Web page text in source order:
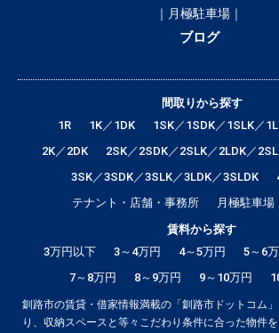
｜月極駐車場｜
ブログ
間取りから探す
1R
1K／1DK
1SK／1SDK／1SLK／
2K／2DK
2SK／2SDK／2SLK／2LDK／
3SK／3SDK／3SLK／3LDK／3SLDK
テナント・店舗・事務所
月極駐車場
賃料から探す
3万円以下
3～4万円 4～5万円 5～6
7～8万円
8～9万円 9～10万円
釧路市の賃貸・借家情報満載の「釧路市ドットコム
り、収納スペースと等々こだわり条件に合った物件